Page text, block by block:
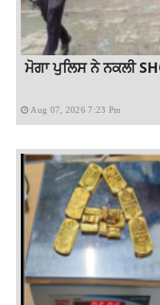
ਮੋਗਾ ਪੁਲਿਸ ਨੇ ਨਕਲੀ
Aug 07, 2026 7:23 Pm